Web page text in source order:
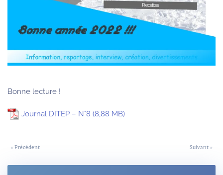
Bonne lecture !
Journal DITEP – N°8
« Précédent Suivant »